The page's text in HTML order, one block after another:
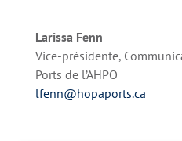
Larissa Fenn
Vice-présidente,
Ports de l’AHPO
lfenn@hopaports.ca